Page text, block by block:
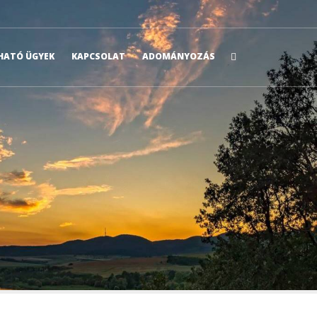
ÜGYEK KAPCSOLAT ADOMÁNYOZÁS